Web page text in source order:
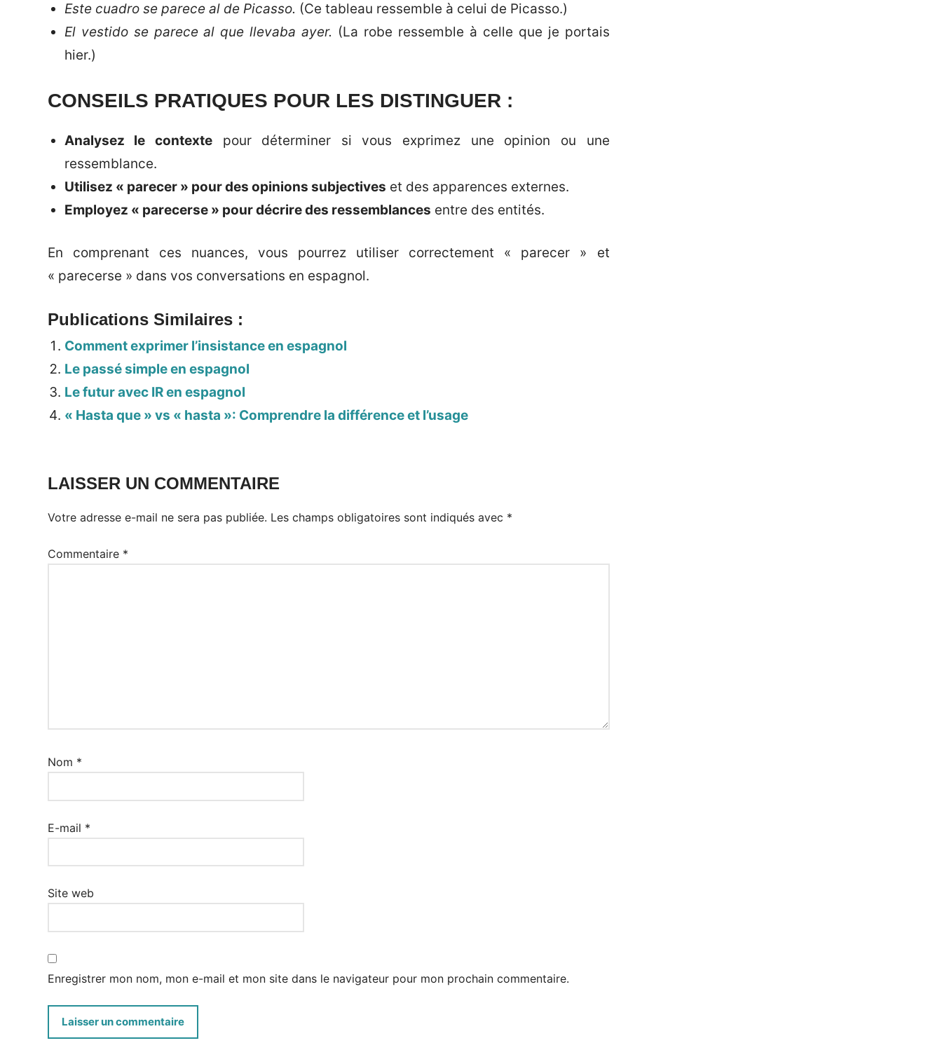
Este cuadro se parece al de Picasso. (Ce tableau ressemble à celui de Picasso.)
El vestido se parece al que llevaba ayer. (La robe ressemble à celle que je portais
hier.)
CONSEILS PRATIQUES POUR LES DISTINGUER :
Analysez le contextepour déterminer si vous exprimez une opinion ou une
ressemblance.
Utilisez « parecer » pour des opinions subjectives et des apparences externes.
Employez « parecerse » pour décrire des ressemblances entre des entités.
En comprenant ces nuances, vous pourrez utiliser correctement « parecer » et
« parecerse » dans vos conversations en espagnol.
Publications Similaires :
Comment exprimer l’insistance en espagnol
Le passé simple en espagnol
Le futur avec IR en espagnol
« Hasta que » vs « hasta »: Comprendre la différence et l’usage
LAISSER UN COMMENTAIRE
Votre adresse e-mail ne sera pas publiée. Les champs obligatoires sont indiqués avec *
Commentaire *
Nom *
E-mail *
Site web
Enregistrer mon nom, mon e-mail et mon site dans le navigateur pour mon prochain commentaire.